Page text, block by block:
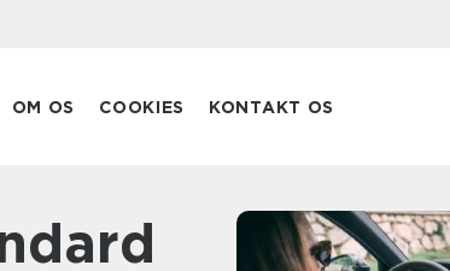
OM OS COOKIES KONTAKT OS